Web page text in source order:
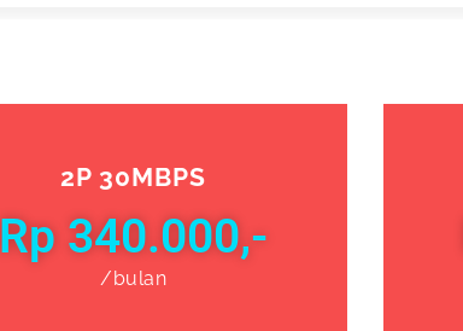
2P 30MBPS
Rp 340.000,-
/bulan